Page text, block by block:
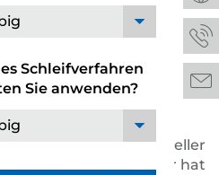
Schleifverfahren
Sie anwenden?
schleift aus
der
Kunden an. Hierfür hat